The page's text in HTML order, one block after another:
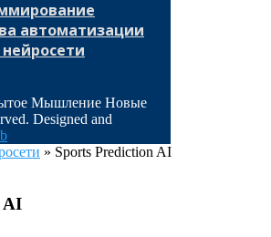
автоматизации
Мышление Новые
Designed and
» Sports Prediction AI
AI